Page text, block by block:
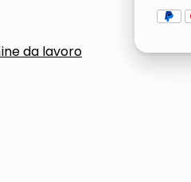
da lavoro